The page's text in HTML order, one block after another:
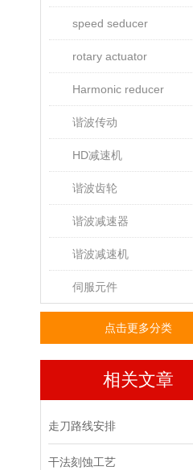
speed seducer
rotary actuator
Harmonic reducer
谐波传动
HD减速机
谐波齿轮
谐波减速器
谐波减速机
伺服元件
点击更多分类
相关文章
走刀路线安排
干法刻蚀工艺